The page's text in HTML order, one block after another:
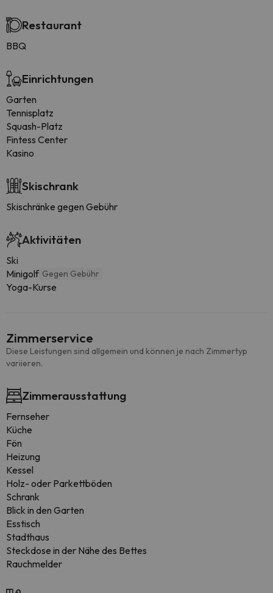
Restaurant
BBQ
Einrichtungen
Garten
Tennisplatz
Squash-Platz
Fintess Center
Kasino
Skischrank
Skischränke gegen Gebühr
Aktivitäten
Ski
Minigolf Gegen Gebühr
Yoga-Kurse
Zimmerservice
Diese Leistungen sind allgemein und können je nach Zimmertyp
variieren.
Zimmerausstattung
Fernseher
Küche
Fön
Heizung
Kessel
Holz- oder Parkettböden
Schrank
Blick in den Garten
Esstisch
Stadthaus
Steckdose in der Nähe des Bettes
Rauchmelder